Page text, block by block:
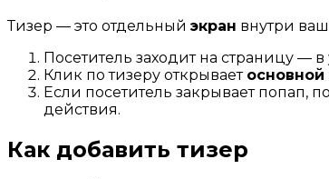
Тизер — это отдельный экран внутри
Посетитель заходит на страницу — в
Клик по тизеру открывает основной
Если посетитель закрывает попап,
действия.
Как добавить тизер